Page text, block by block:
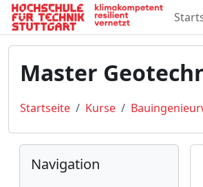
Zum Hauptinhalt
Master
Startseite Kurse
Blöcke
Navigation überspringen
Navigation